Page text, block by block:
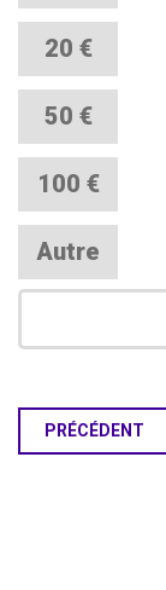
20 €
50 €
100 €
Autre
PRÉCÉDENT